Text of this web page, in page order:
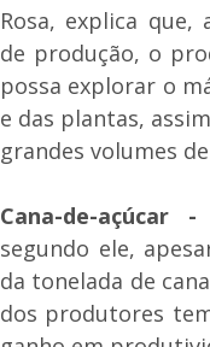
Rosa, explica
de produção, o
possa explorar o
e das plantas,
grandes volumes
Cana-de-açúcar -
segundo ele,
da tonelada de
dos produtores